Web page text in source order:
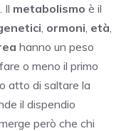
Il metabolismo è il
ormoni età
hanno un peso
o meno il primo
atto di saltare la
il dispendio
però che chi